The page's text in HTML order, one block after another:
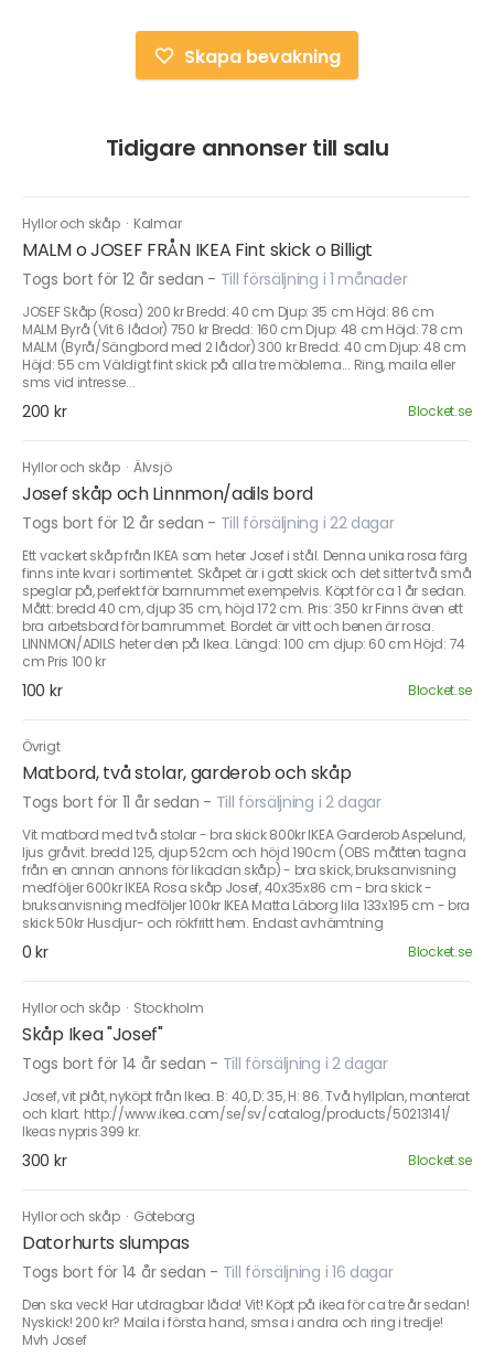
Skapa bevakning
Tidigare annonser till salu
Hyllor och skåp · Kalmar
MALM o JOSEF FRÅN IKEA Fint skick o Billigt
Togs bort för 12 år sedan - Till försäljning i 1 månader
JOSEF Skåp (Rosa) 200 kr Bredd: 40 cm Djup: 35 cm Höjd: 86 cm
MALM Byrå (Vit 6 lådor) 750 kr Bredd: 160 cm Djup: 48 cm Höjd: 78 cm
MALM (Byrå/Sängbord med 2 lådor) 300 kr Bredd: 40 cm Djup: 48 cm
Höjd: 55 cm Väldigt fint skick på alla tre möblerna... Ring, maila eller
sms vid intresse...
200 kr Blocket.se
Hyllor och skåp ·Älvsjö
Josef skåp och Linnmon/adils bord
Togs bort för 12 år sedan - Till försäljning i 22 dagar
Ett vackert skåp från IKEA som heter Josef i stål. Denna unika rosa färg
finns inte kvar i sortimentet. Skåpet är i gott skick och det sitter två små
speglar på, perfekt för barnrummet exempelvis. Köpt för ca 1 år sedan.
Mått: bredd 40 cm, djup 35 cm, höjd 172 cm. Pris: 350 kr Finns även ett
bra arbetsbord för barnrummet. Bordet är vitt och benen är rosa.
LINNMON/ADILS heter den på Ikea. Längd: 100 cm djup: 60 cm Höjd: 74
cm Pris 100 kr
100 kr Blocket.se
Övrigt
Matbord, två stolar, garderob och skåp
Togs bort för 11 år sedan - Till försäljning i 2 dagar
Vit matbord med två stolar - bra skick 800kr IKEA Garderob Aspelund,
ljus gråvit. bredd 125, djup 52cm och höjd 190cm (OBS måtten tagna
från en annan annons för likadan skåp) - bra skick, bruksanvisning
medföljer 600kr IKEA Rosa skåp Josef, 40x35x86 cm - bra skick -
bruksanvisning medföljer 100kr IKEA Matta Läborg lila 133x195 cm - bra
skick 50kr Husdjur- och rökfritt hem. Endast avhämtning
0 kr Blocket.se
Hyllor och skåp · Stockholm
Skåp Ikea "Josef"
Togs bort för 14 år sedan - Till försäljning i 2 dagar
Josef, vit plåt, nyköpt från Ikea. B: 40, D: 35, H: 86. Två hyllplan, monterat
och klart. http://www.ikea.com/se/sv/catalog/products/50213141/
Ikeas nypris 399 kr.
300 kr Blocket.se
Hyllor och skåp · Göteborg
Datorhurts slumpas
Togs bort för 14 år sedan - Till försäljning i 16 dagar
Den ska veck! Har utdragbar låda! Vit! Köpt på ikea för ca tre år sedan!
Nyskick! 200 kr? Maila i första hand, smsa i andra och ring i tredje!
Mvh Josef